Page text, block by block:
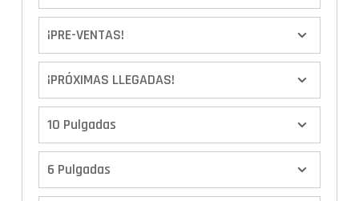
¡PRE-VENTAS!
¡PRÓXIMAS LLEGADAS!
10 Pulgadas
6 Pulgadas